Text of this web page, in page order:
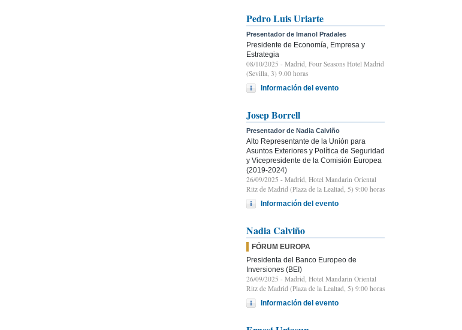
Pedro Luis Uriarte
Presentador de Imanol Pradales
Presidente de Economía, Empresa y
Estrategia
08/10/2025 - Madrid, Four Seasons Hotel Madrid
(Sevilla, 3) 9.00 horas
Información del evento
Josep Borrell
Presentador de Nadia Calviño
Alto Representante de la Unión para
Asuntos Exteriores y Política de Seguridad
y Vicepresidente de la Comisión Europea
(2019-2024)
26/09/2025 - Madrid, Hotel Mandarin Oriental
Ritz de Madrid (Plaza de la Lealtad, 5) 9:00 horas
Información del evento
Nadia Calviño
FÓRUM EUROPA
Presidenta del Banco Europeo de
Inversiones (BEI)
26/09/2025 - Madrid, Hotel Mandarin Oriental
Ritz de Madrid (Plaza de la Lealtad, 5) 9:00 horas
Información del evento